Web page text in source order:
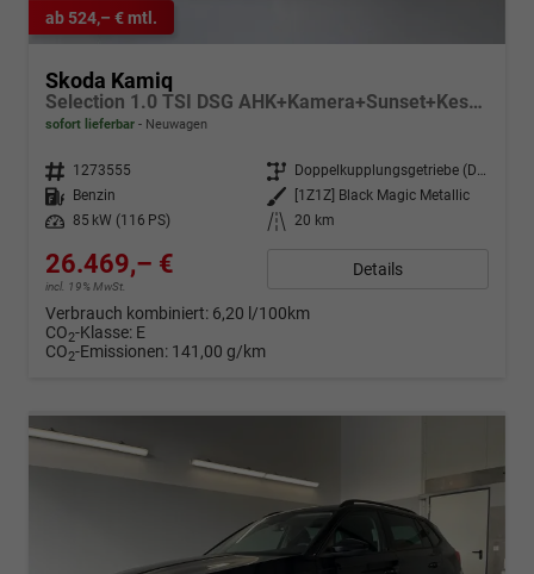
ab 524,– € mtl.
Skoda Kamiq
Selection 1.0 TSI DSG AHK+Kamera+Sunset+Kessy+AppConnect+Sitzheiz+Alu16+GV5
sofort lieferbar Neuwagen
Fahrzeugnr. 1273555 Getriebe
Doppelkupplungsgetriebe (DSG)
Kraftstoff
Benzin Außenfarbe
[1Z1Z] Black Magic Metallic
Leistung
85 kW (116 PS) Kilometerstand 20 km
26.469,– €
incl. 19% MwSt.
Details
Verbrauch kombiniert: 6,20 l/100km
CO2-Klasse: E
CO2-Emissionen: 141,00 g/km